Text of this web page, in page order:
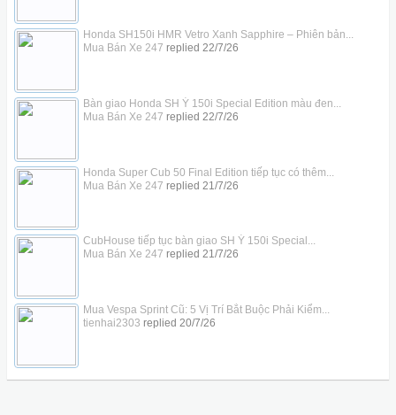
Honda SH150i HMR Vetro Xanh Sapphire – Phiên bản...
Mua Bán Xe 247 replied 22/7/26
Bàn giao Honda SH Ý 150i Special Edition màu đen...
Mua Bán Xe 247 replied 22/7/26
Honda Super Cub 50 Final Edition tiếp tục có thêm...
Mua Bán Xe 247 replied 21/7/26
CubHouse tiếp tục bàn giao SH Ý 150i Special...
Mua Bán Xe 247 replied 21/7/26
Mua Vespa Sprint Cũ: 5 Vị Trí Bắt Buộc Phải Kiểm...
tienhai2303 replied 20/7/26